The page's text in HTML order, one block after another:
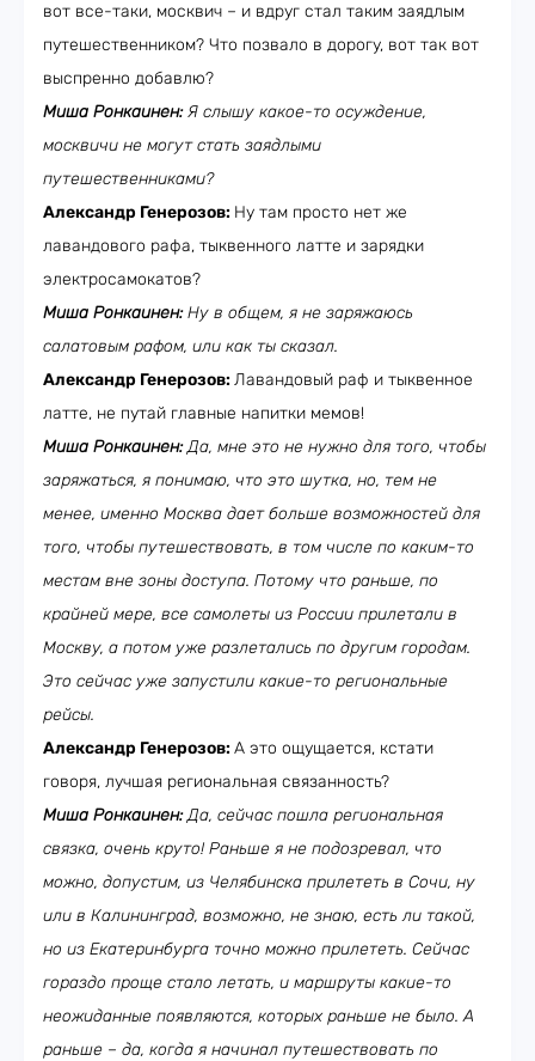
вот все-таки, москвич – и вдруг стал таким заядлым
путешественником? Что позвало в дорогу, вот так вот
выспренно добавлю?
Миша Ронкаинен:Я слышу какое-то осуждение,
москвичи не могут стать заядлыми
путешественниками?
Александр Генерозов: Ну там просто нет же
лавандового рафа, тыквенного латте и зарядки
электросамокатов?
Миша Ронкаинен:Ну в общем, я не заряжаюсь
салатовым рафом, или как ты сказал.
Александр Генерозов:Лавандовый раф и тыквенное
латте, не путай главные напитки мемов!
Миша Ронкаинен:Да, мне это не нужно для того, чтобы
заряжаться, я понимаю, что это шутка, но, тем не
менее, именно Москва дает больше возможностей для
того, чтобы путешествовать, в том числе по каким-то
местам вне зоны доступа. Потому что раньше, по
крайней мере, все самолеты из России прилетали в
Москву, а потом уже разлетались по другим городам.
Это сейчас уже запустили какие-то региональные
рейсы.
Александр Генерозов:А это ощущается, кстати
говоря, лучшая региональная связанность?
Миша Ронкаинен:Да, сейчас пошла региональная
связка, очень круто! Раньше я не подозревал, что
можно, допустим, из Челябинска прилететь в Сочи, ну
или в Калининград, возможно, не знаю, есть ли такой,
но из Екатеринбурга точно можно прилететь. Сейчас
гораздо проще стало летать, и маршруты какие-то
неожиданные появляются, которых раньше не было. А
раньше – да, когда я начинал путешествовать по